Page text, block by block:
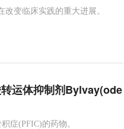
变临床实践的重大进展。
运体抑制剂Bylvay(ode
症(PFIC)的药物。